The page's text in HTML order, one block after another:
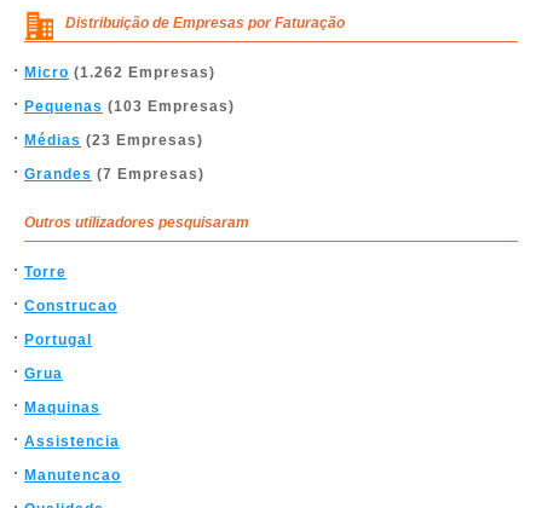
Distribuição de Empresas por Faturação
Micro (1.262 Empresas)
Pequenas (103 Empresas)
Médias (23 Empresas)
Grandes (7 Empresas)
Outros utilizadores pesquisaram
Torre
Construcao
Portugal
Grua
Maquinas
Assistencia
Manutencao